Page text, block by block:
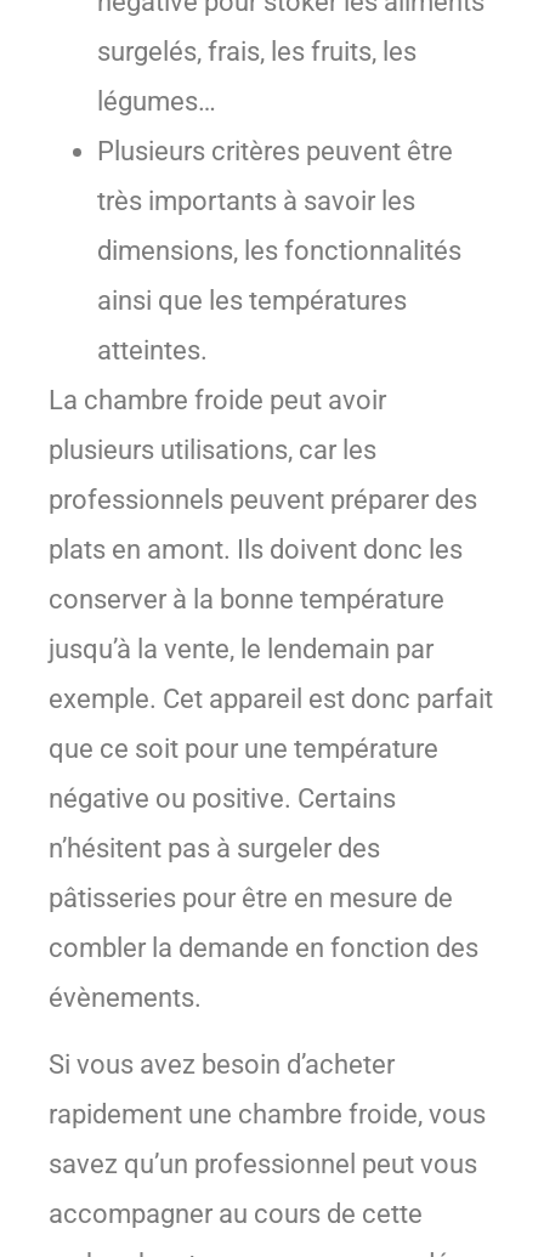
surgelés, frais, les fruits, les
légumes…
Plusieurs critères peuvent être
très importants à savoir les
dimensions, les fonctionnalités
ainsi que les températures
atteintes.
La chambre froide peut avoir
plusieurs utilisations, car les
professionnels peuvent préparer des
plats en amont. Ils doivent donc les
conserver à la bonne température
jusqu’à la vente, le lendemain par
exemple. Cet appareil est donc parfait
que ce soit pour une température
négative ou positive. Certains
n’hésitent pas à surgeler des
pâtisseries pour être en mesure de
combler la demande en fonction des
évènements.
Si vous avez besoin d’acheter
rapidement une chambre froide, vous
savez qu’un professionnel peut vous
accompagner au cours de cette